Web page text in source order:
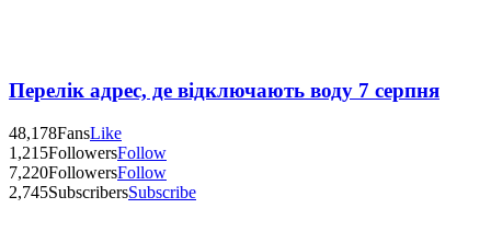
Перелік адрес, де відключають воду 7 серпня
48,178FansLike
1,215FollowersFollow
7,220FollowersFollow
2,745SubscribersSubscribe